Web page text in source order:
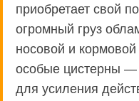
приобретает свой
огромный груз
носовой и
особые цистерны —
для усиления